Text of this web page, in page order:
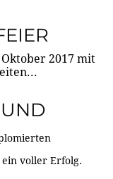
2017 mit
voller Erfolg.